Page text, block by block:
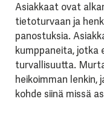
Asiakkaat ovat
tietoturvaan ja
panostuksia.
kumppaneita, jotka
turvallisuutta.
heikoimman lenkin,
kohde siinä missä